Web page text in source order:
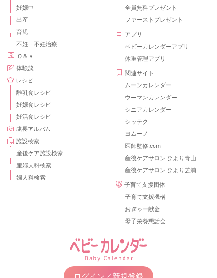
妊娠中
出産
育児
不妊・不妊治療
Ｑ＆Ａ
体験談
レシピ
離乳食レシピ
妊娠食レシピ
妊活食レシピ
成長アルバム
施設検索
産後ケア施設検索
産婦人科検索
婦人科検索
全員無料プレゼント
ファーストプレゼント
アプリ
ベビーカレンダーアプリ
体重管理アプリ
関連サイト
ムーンカレンダー
ウーマンカレンダー
シニアカレンダー
シッテク
ヨムーノ
医師監修.com
産後ケアサロン ひより青山
産後ケアサロン ひより芝浦
子育て支援団体
子育て支援機構
おぎゃー献金
母子栄養懇話会
ログイン／新規登録